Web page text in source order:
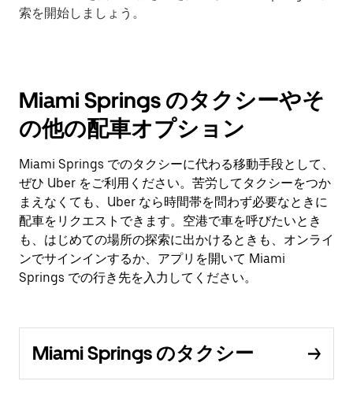
索を開始しましょう。
Miami Springs のタクシーやそ
の他の配車オプション
Miami Springs でのタクシーに代わる移動手段として、
ぜひ Uber をご利用ください。苦労してタクシーをつか
まえなくても、Uber なら時間帯を問わず必要なときに
配車をリクエストできます。空港で車を呼びたいとき
も、はじめての場所の探索に出かけるときも、オンライ
ンでサインインするか、アプリを開いて Miami
Springs での行き先を入力してください。
Miami Springs のタクシー